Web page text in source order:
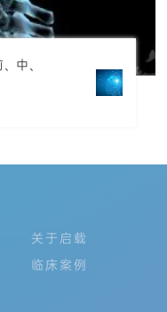
中、
关于启载
临床案例